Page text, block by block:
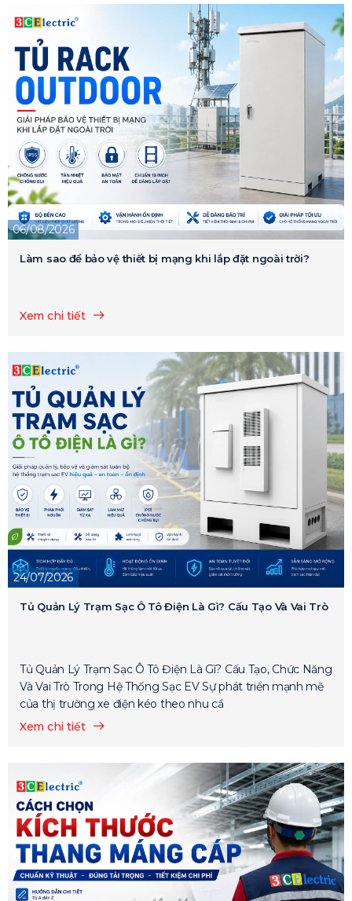
06/08/2026
Làm sao để bảo vệ thiết bị mạng khi lắp đặt ngoài trời?
Xem chi tiết
24/07/2026
Tủ Quản Lý Trạm Sạc Ô Tô Điện Là Gì? Cấu Tạo Và Vai Trò
Tủ Quản Lý Trạm Sạc Ô Tô Điện Là Gì? Cấu Tạo, Chức Năng
Và Vai Trò Trong Hệ Thống Sạc EV Sự phát triển mạnh mẽ
của thị trường xe điện kéo theo nhu cầ
Xem chi tiết